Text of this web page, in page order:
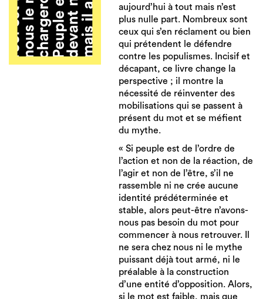
aujourd’hui à tout mais n’est
plus nulle part. Nombreux sont
ceux qui s’en réclament ou bien
qui prétendent le défendre
contre les populismes. Incisif et
décapant, ce livre change la
perspective ; il montre la
nécessité de réinventer des
mobilisations qui se passent à
présent du mot et se méfient
du mythe.
« Si peuple est de l’ordre de
l’action et non de la réaction, de
l’agir et non de l’être, s’il ne
rassemble ni ne crée aucune
identité prédéterminée et
stable, alors peut-être n’avons-
nous pas besoin du mot pour
commencer à nous retrouver. Il
ne sera chez nous ni le mythe
puissant déjà tout armé, ni le
préalable à la construction
d’une entité d’opposition. Alors,
si le mot est faible, mais que